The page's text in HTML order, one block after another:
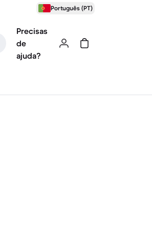
Português (PT)
Precisas
de
ajuda?